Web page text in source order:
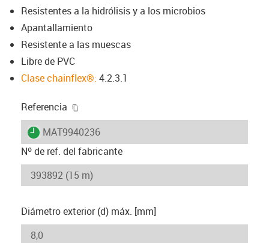
Resistentes a la hidrólisis y a los microbios
Apantallamiento
Resistente a las muescas
Libre de PVC
Clase chainflex®: 4.2.3.1
Referencia
igus-icon-lieferzeit
MAT9940236
Nº de ref. del fabricante
Diámetro exterior (d) máx. [mm]